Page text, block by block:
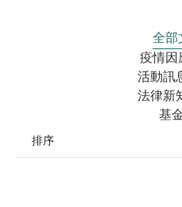
全部
疫情因
活動訊
法律新
基
排序